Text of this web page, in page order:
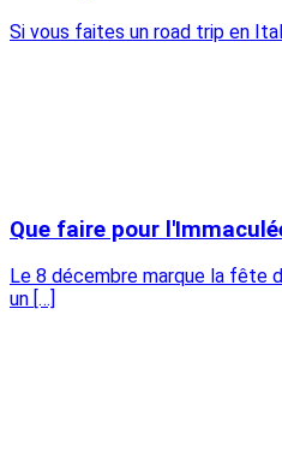
Si vous faites un road trip en
Que faire pour
Le 8 décembre marque la fête
un […]